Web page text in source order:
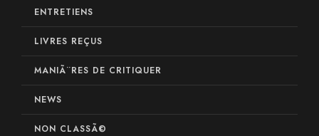
ENTRETIENS
LIVRES REÇUS
MANIÃ¨RES DE CRITIQUER
NEWS
NON CLASSÃ©